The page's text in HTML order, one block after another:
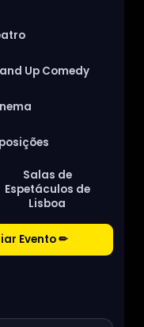
Up Comedy
Salas de
Espetáculos de
Lisboa
Evento ✏